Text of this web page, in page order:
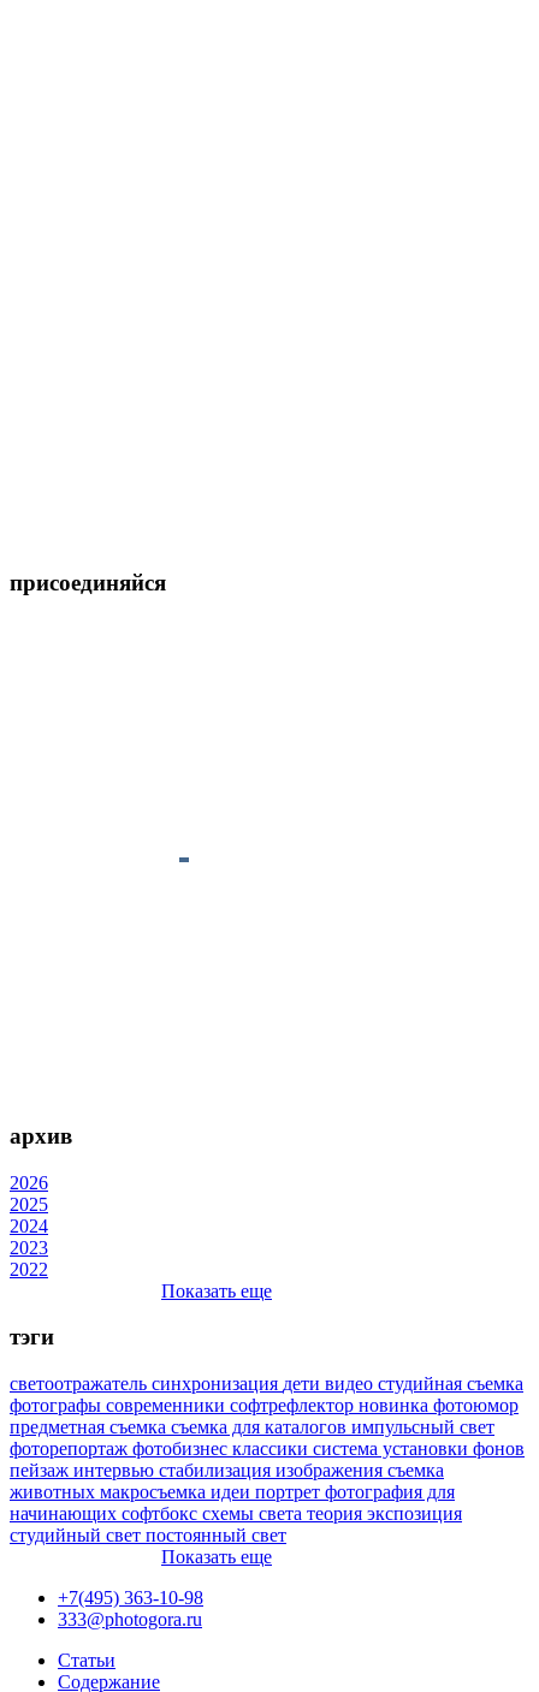
присоединяйся
архив
2026
2025
2024
2023
2022
Показать еще
тэги
светоотражатель синхронизация дети видео студийная съемка
фотографы современники софтрефлектор новинка фотоюмор
предметная съемка съемка для каталогов импульсный свет
фоторепортаж фотобизнес классики система установки фонов
пейзаж интервью стабилизация изображения съемка
животных макросъемка идеи портрет фотография для
начинающих софтбокс схемы света теория экспозиция
студийный свет постоянный свет
Показать еще
+7(495) 363-10-98
333@photogora.ru
Статьи
Содержание